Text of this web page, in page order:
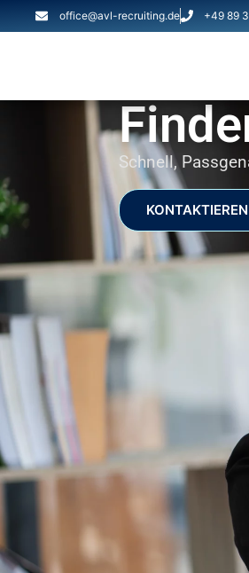
office@avl-recruiting.de +49 89
Schnell,